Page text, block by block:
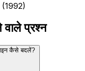
प्रश्न
कैसे बदलें?